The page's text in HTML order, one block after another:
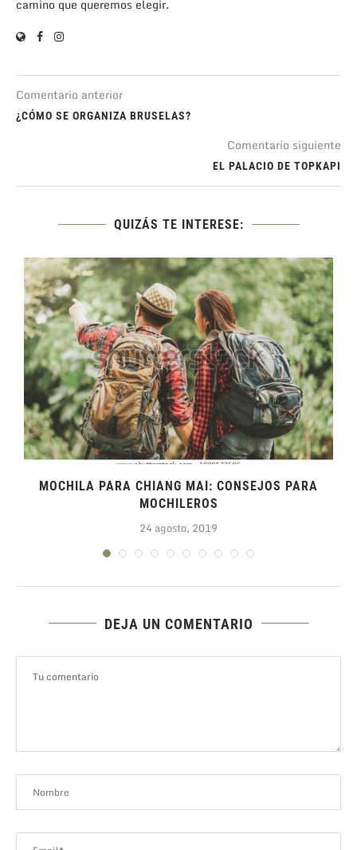
camino que queremos elegir.
Comentario anterior
¿CÓMO SE ORGANIZA BRUSELAS?
Comentario siguiente
EL PALACIO DE TOPKAPI
QUIZÁS TE INTERESE:
MOCHILA PARA CHIANG MAI: CONSEJOS PARA
MOCHILEROS
24 agosto, 2019
DEJA UN COMENTARIO